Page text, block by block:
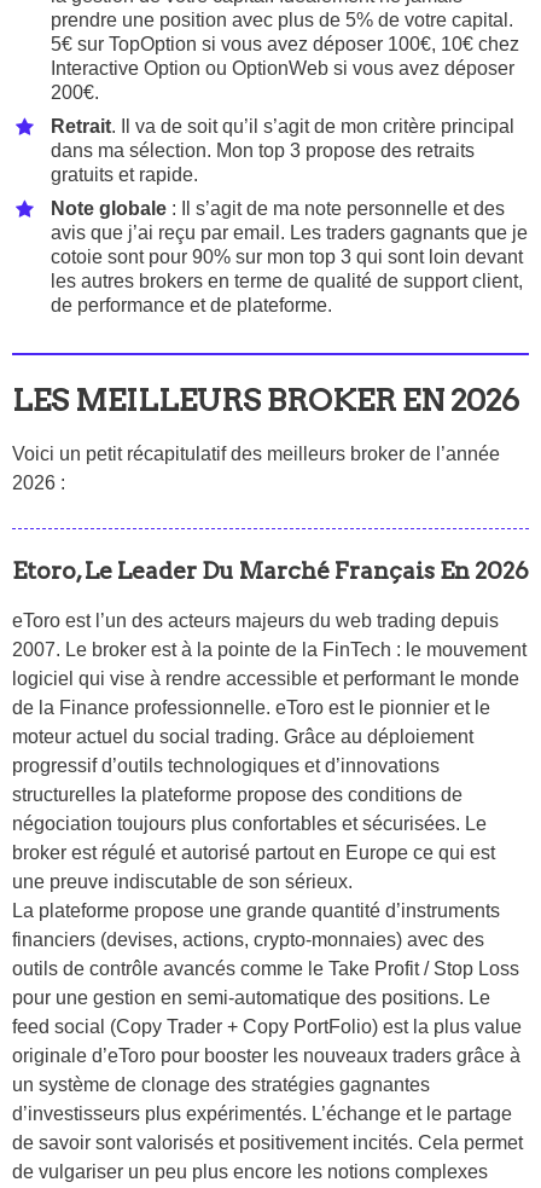
prendre une position avec plus de 5% de votre capital.
5€ sur TopOption si vous avez déposer 100€, 10€ chez
Interactive Option ou OptionWeb si vous avez déposer
200€.
Retrait. Il va de soit qu’il s’agit de mon critère principal
dans ma sélection. Mon top 3 propose des retraits
gratuits et rapide.
Note globale : Il s’agit de ma note personnelle et des
avis que j’ai reçu par email. Les traders gagnants que je
cotoie sont pour 90% sur mon top 3 qui sont loin devant
les autres brokers en terme de qualité de support client,
de performance et de plateforme.
LES MEILLEURS BROKER EN 2026
Voici un petit récapitulatif des meilleurs broker de l’année
2026 :
Etoro, Le Leader Du Marché Français En 2026
eToro est l’un des acteurs majeurs du web trading depuis
2007. Le broker est à la pointe de la FinTech : le mouvement
logiciel qui vise à rendre accessible et performant le monde
de la Finance professionnelle. eToro est le pionnier et le
moteur actuel du social trading. Grâce au déploiement
progressif d’outils technologiques et d’innovations
structurelles la plateforme propose des conditions de
négociation toujours plus confortables et sécurisées. Le
broker est régulé et autorisé partout en Europe ce qui est
une preuve indiscutable de son sérieux.
La plateforme propose une grande quantité d’instruments
financiers (devises, actions, crypto-monnaies) avec des
outils de contrôle avancés comme le Take Profit / Stop Loss
pour une gestion en semi-automatique des positions. Le
feed social (Copy Trader + Copy PortFolio) est la plus value
originale d’eToro pour booster les nouveaux traders grâce à
un système de clonage des stratégies gagnantes
d’investisseurs plus expérimentés. L’échange et le partage
de savoir sont valorisés et positivement incités. Cela permet
de vulgariser un peu plus encore les notions complexes